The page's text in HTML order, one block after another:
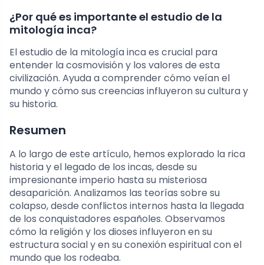
¿Por qué es importante el estudio de la
mitología inca?
El estudio de la mitología inca es crucial para
entender la cosmovisión y los valores de esta
civilización. Ayuda a comprender cómo veían el
mundo y cómo sus creencias influyeron su cultura y
su historia.
Resumen
A lo largo de este artículo, hemos explorado la rica
historia y el legado de los incas, desde su
impresionante imperio hasta su misteriosa
desaparición. Analizamos las teorías sobre su
colapso, desde conflictos internos hasta la llegada
de los conquistadores españoles. Observamos
cómo la religión y los dioses influyeron en su
estructura social y en su conexión espiritual con el
mundo que los rodeaba.